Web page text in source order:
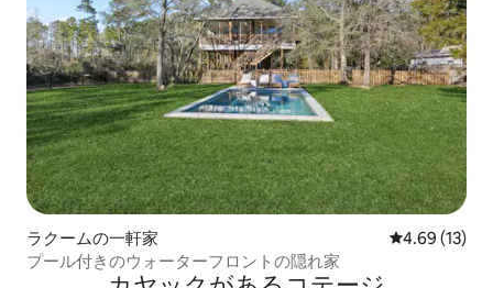
ラクームの一軒家 レビュー13
4.69 (13)
プール付きのウォーターフロントの隠れ家